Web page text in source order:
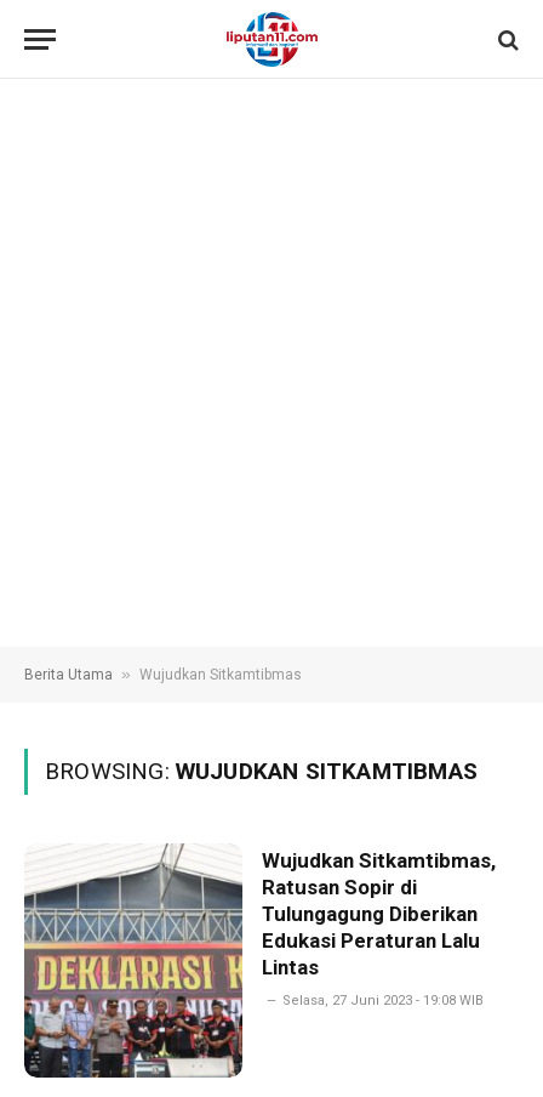
Berita Utama » Wujudkan Sitkamtibmas
BROWSING: WUJUDKAN SITKAMTIBMAS
Wujudkan Sitkamtibmas,
Ratusan Sopir di
Tulungagung Diberikan
Edukasi Peraturan Lalu
Lintas
Selasa, 27 Juni 2023 - 19:08 WIB